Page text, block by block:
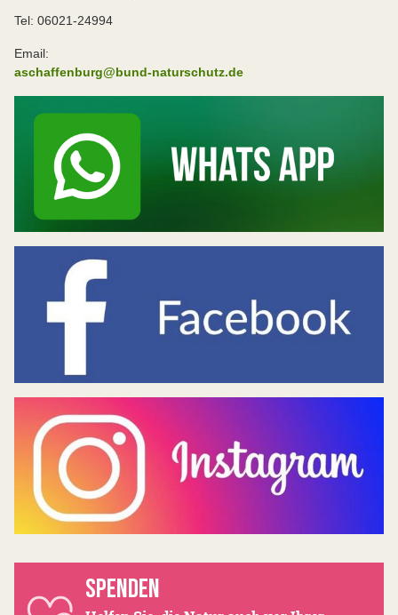
Tel: 06021-24994
Email:
aschaffenburg@bund-naturschutz.de
SPENDEN